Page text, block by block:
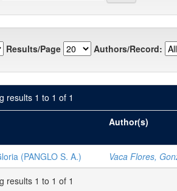
Results/Page Authors/Record:
results 1 to 1 of 1
Author(s)
(PANGLO S. A.) Vaca Flores,
results 1 to 1 of 1